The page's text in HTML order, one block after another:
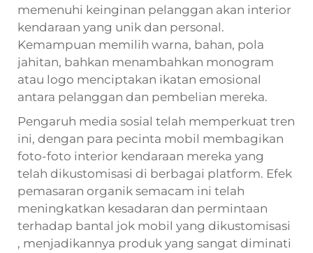
memenuhi keinginan pelanggan akan interior
kendaraan yang unik dan personal.
Kemampuan memilih warna, bahan, pola
jahitan, bahkan menambahkan monogram
atau logo menciptakan ikatan emosional
antara pelanggan dan pembelian mereka.
Pengaruh media sosial telah memperkuat tren
ini, dengan para pecinta mobil membagikan
foto-foto interior kendaraan mereka yang
telah dikustomisasi di berbagai platform. Efek
pemasaran organik semacam ini telah
meningkatkan kesadaran dan permintaan
terhadap bantal jok mobil yang dikustomisasi
, menjadikannya produk yang sangat diminati